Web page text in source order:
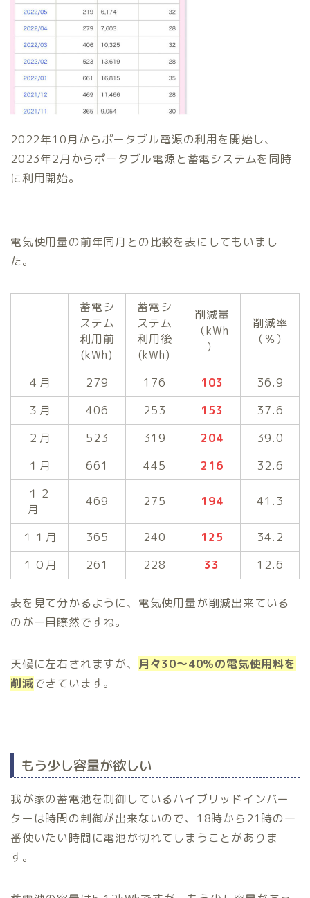
2022年10月からポータブル電源の利用を開始し、
2023年2月からポータブル電源と蓄電システムを同時
に利用開始。
電気使用量の前年同月との比較を表にしてもいまし
た。
蓄電シ
ステム
利用前
(kWh)
蓄電シ
ステム
利用後
(kWh)
削減量
（kWh
）
削減率
（％）
４月 279 176 103
36.9
３月
406 253 153
37.6
２月
523 319 204
39.0
１月
661 445 216
32.6
１２
月
469 275 194 41.3
１１月 365 240 125
34.2
１０月
261 228 33 12.6
表を見て分かるように、電気使用量が削減出来ている
のが一目瞭然ですね。
天候に左右されますが、 月々30～40％の電気使用料を
削減できています。
もう少し容量が欲しい
我が家の蓄電池を制御しているハイブリッドインバー
ターは時間の制御が出来ないので、18時から21時の一
番使いたい時間に電池が切れてしまうことがありま
す。